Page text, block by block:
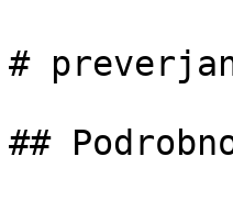
#
##